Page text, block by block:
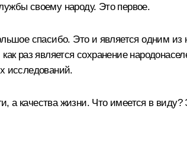
своему народу. Это первое.
спасибо. Это и является одним из
раз является сохранение
исследований.
а качества жизни. Что имеется в виду?